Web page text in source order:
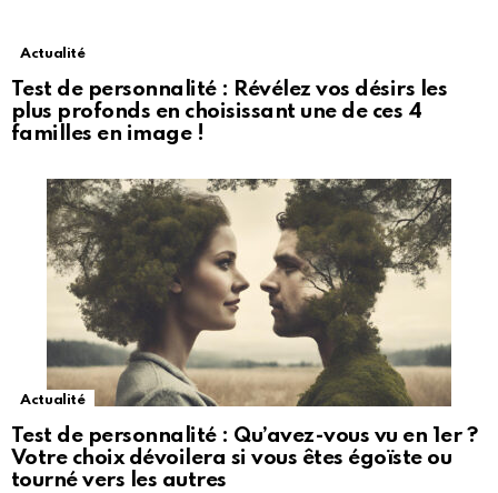
Actualité
Test de personnalité : Révélez vos désirs les
plus profonds en choisissant une de ces 4
familles en image !
Actualité
Test de personnalité : Qu’avez-vous vu en 1er ?
Votre choix dévoilera si vous êtes égoïste ou
tourné vers les autres